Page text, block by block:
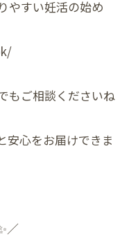
やすい妊活の始め
もご相談くださいね
安心をお届けできま
／